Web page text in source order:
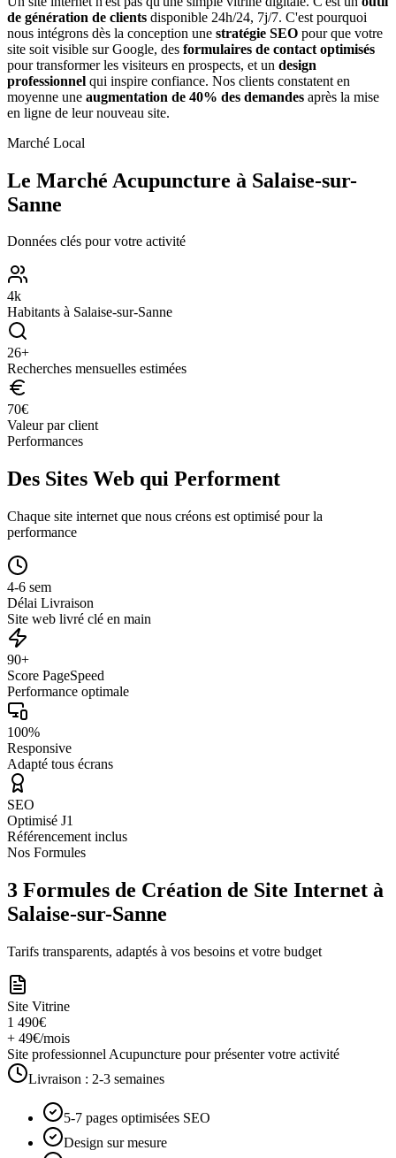
de génération de clients disponible 24h/24, 7j/7. C'est pourquoi
nous intégrons dès la conception une stratégie SEO pour que votre
site soit visible sur Google, des formulaires de contact optimisés
pour transformer les visiteurs en prospects, et un design
professionnel qui inspire confiance. Nos clients constatent en
moyenne une augmentation de 40% des demandes après la mise
en ligne de leur nouveau site.
Marché Local
Le Marché Acupuncture à Salaise-sur-
Sanne
Données clés pour votre activité
4k
Habitants à Salaise-sur-Sanne
26+
Recherches mensuelles estimées
70€
Valeur par client
Performances
Des Sites Web qui Performent
Chaque site internet que nous créons est optimisé pour la
performance
4-6 sem
Délai Livraison
Site web livré clé en main
90+
Score PageSpeed
Performance optimale
100%
Responsive
Adapté tous écrans
SEO
Optimisé J1
Référencement inclus
Nos Formules
3 Formules de Création de Site Internet à
Salaise-sur-Sanne
Tarifs transparents, adaptés à vos besoins et votre budget
Site Vitrine
1 490€
+ 49€/mois
Site professionnel Acupuncture pour présenter votre activité
Livraison : 2-3 semaines
5-7 pages optimisées SEO
Design sur mesure